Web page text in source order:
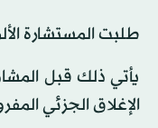
طلبت المستشارة
يأتي ذلك قبل
الإغلاق الجزئي